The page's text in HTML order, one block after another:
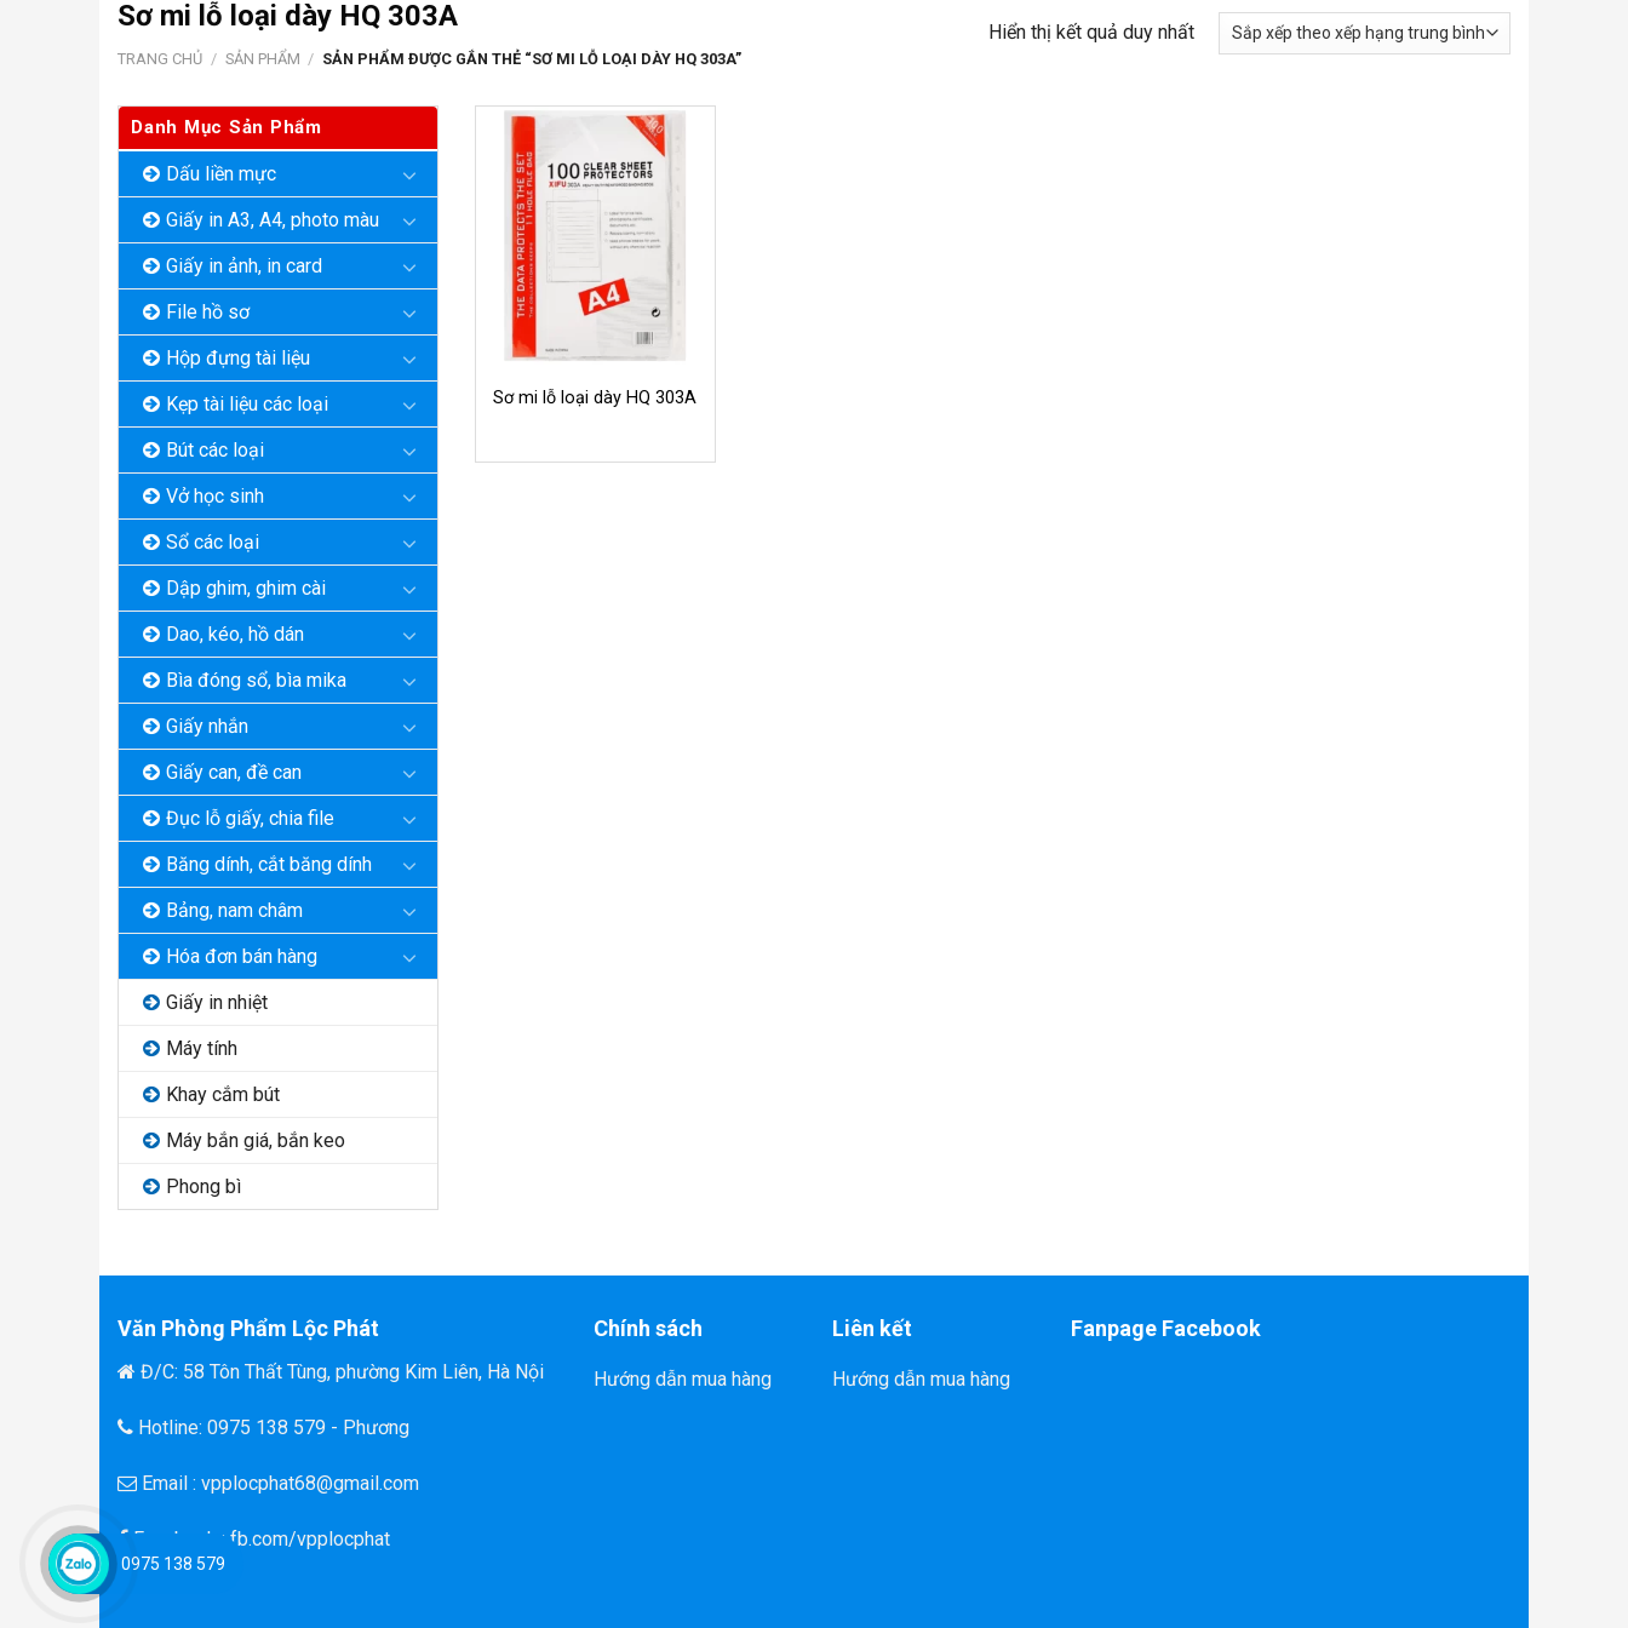
Sơ mi lỗ loại dày HQ 303A
TRANG CHỦ / SẢN PHẨM / SẢN PHẨM ĐƯỢC GẮN THẺ “SƠ MI LỖ LOẠI DÀY HQ 303A”
Hiển thị kết quả duy nhất
Danh Mục Sản Phẩm
Dấu liền mực
Giấy in A3, A4, photo màu
Giấy in ảnh, in card
File hồ sơ
Hộp đựng tài liệu
Kẹp tài liệu các loại
Bút các loại
Vở học sinh
Sổ các loại
Dập ghim, ghim cài
Dao, kéo, hồ dán
Bìa đóng sổ, bìa mika
Giấy nhắn
Giấy can, đề can
Đục lỗ giấy, chia file
Băng dính, cắt băng dính
Bảng, nam châm
Hóa đơn bán hàng
Giấy in nhiệt
Máy tính
Khay cắm bút
Máy bắn giá, bắn keo
Phong bì
Sơ mi lỗ loại dày HQ 303A
Văn Phòng Phẩm Lộc Phát
Đ/C: 58 Tôn Thất Tùng, phường Kim Liên, Hà Nội
Hotline: 0975 138 579 - Phương
Email : vpplocphat68@gmail.com
Facebook : fb.com/vpplocphat
Chính sách
Hướng dẫn mua hàng
Liên kết
Hướng dẫn mua hàng
Fanpage Facebook
0975 138 579